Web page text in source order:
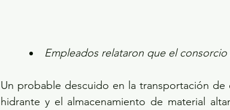
Empleados relataron que el
Un probable descuido en la transportación
hidrante y el almacenamiento de material